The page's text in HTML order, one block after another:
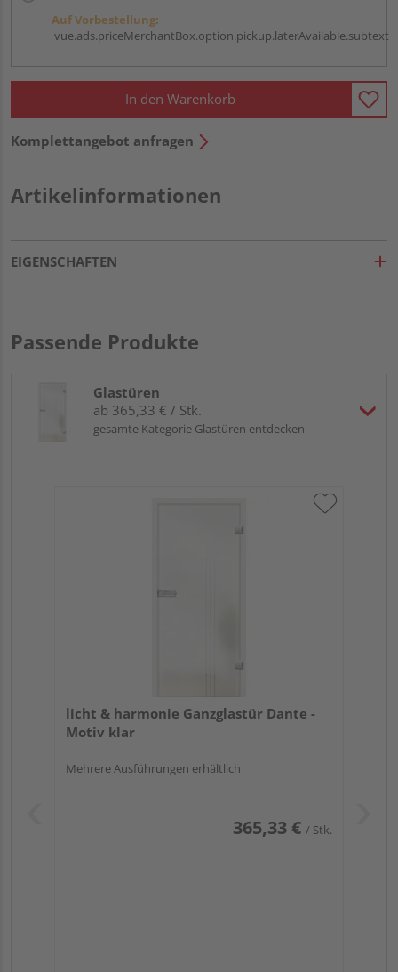
Auf Vorbestellung:
vue.ads.priceMerchantBox.option.pickup.laterAvailable.subtext
In den Warenkorb
Komplettangebot anfragen
Artikelinformationen
EIGENSCHAFTEN
Passende Produkte
Glastüren
ab 365,33 € / Stk.
gesamte Kategorie Glastüren entdecken
licht & harmonie Ganzglastür Dante -
Motiv klar
Mehrere Ausführungen erhältlich
365,33 € / Stk.